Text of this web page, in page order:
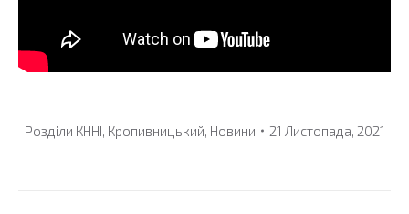
Розділи КННІ, Кропивницький, Новини 21 Листопада, 2021